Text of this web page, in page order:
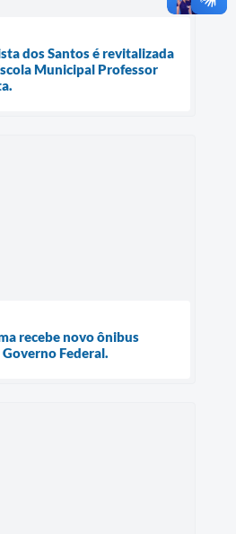
dos Santos é revitalizada
Municipal Professor
recebe novo ônibus
Federal.